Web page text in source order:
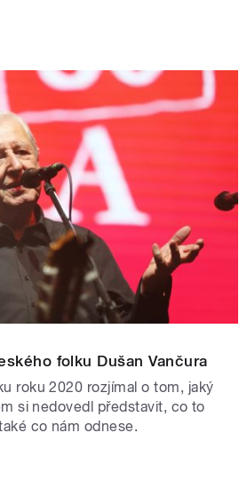
folku Dušan Vančura
roku 2020 rozjímal o tom, jaký
si nedovedl představit, co to
co nám odnese.